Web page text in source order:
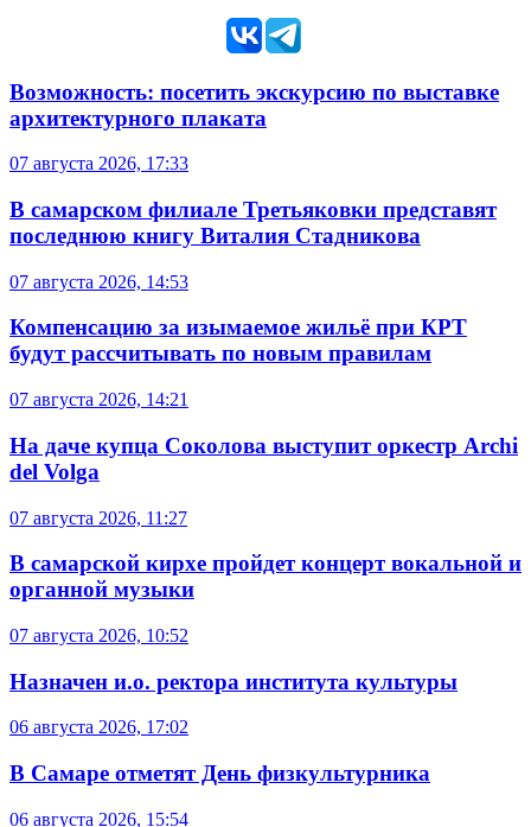
Возможность: посетить экскурсию по выставке
архитектурного плаката
07 августа 2026, 17:33
В самарском филиале Третьяковки представят
последнюю книгу Виталия Стадникова
07 августа 2026, 14:53
Компенсацию за изымаемое жильё при КРТ
будут рассчитывать по новым правилам
07 августа 2026, 14:21
На даче купца Соколова выступит оркестр Archi
del Volga
07 августа 2026, 11:27
В самарской кирхе пройдет концерт вокальной и
органной музыки
07 августа 2026, 10:52
Назначен и.о. ректора института культуры
06 августа 2026, 17:02
В Самаре отметят День физкультурника
06 августа 2026, 15:54